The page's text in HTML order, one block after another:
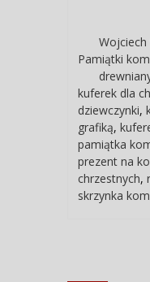
Wojciech
Pamiątki
kuferek dla
dziewczynki,
grafiką,
pamiątka
prezent na
chrzestnych,
skrzynka